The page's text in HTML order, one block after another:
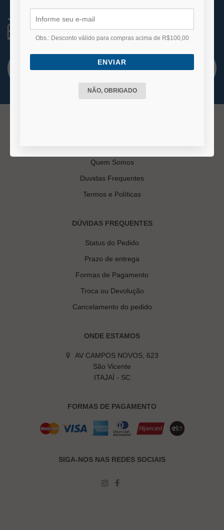
RECEBA NOVIDADES
Você está se cadastrando para receber e-mails
Quem Somos
Duvidas Frequentes
Termos e Políticas
DÚVIDAS FREQUENTES
Status do Pedido
Prazo de entrega
Formas de Pagamento
Troca ou Devolução
Cancelamento do pedido
ONDE ESTAMOS
AV CAMPOS NOVOS, 623
São Vicente
ITAJAÍ - SC
FORMAS DE PAGAMENTO
SIGA-NOS NAS REDES SOCIAIS
Obs.: Desconto válido para compras acima de R$100,00
ENVIAR
NÃO, OBRIGADO